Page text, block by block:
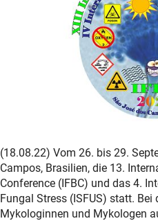
(18.08.22) Vom 26. bis 29.
Campos, Brasilien, die 13.
Conference (IFBC) und das 4.
Fungal Stress (ISFUS) statt.
Mykologinnen und Mykologen